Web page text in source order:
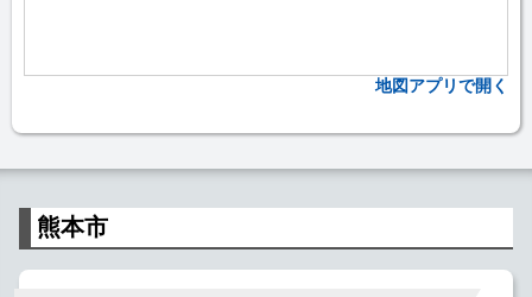
地図アプリで開く
熊本市